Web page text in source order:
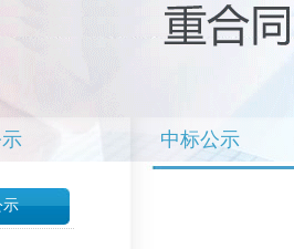
示
中标公示